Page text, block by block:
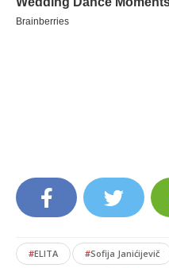
#ELITA #Sofija Janićijevič